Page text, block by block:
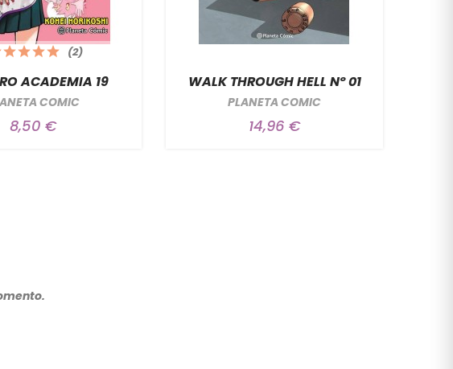
ACADEMIA 19
COMIC
(2)
8,50 €
WALK THROUGH HELL Nº 01
PLANETA COMIC
14,96 €